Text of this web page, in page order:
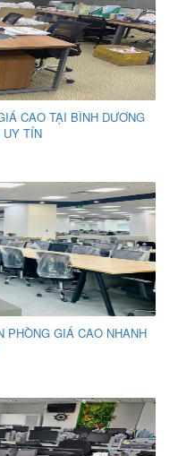
CAO TẠI BÌNH DƯƠNG
UY TÍN
PHÒNG GIÁ CAO NHANH